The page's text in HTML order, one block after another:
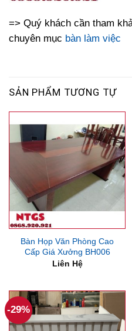
=> Quý khách cần tham
chuyên mục bàn làm việc
SẢN PHẨM TƯƠNG TỰ
Bàn Họp Văn Phòng Cao
Cấp Giá Xưởng BH006
Liên Hệ
-29%